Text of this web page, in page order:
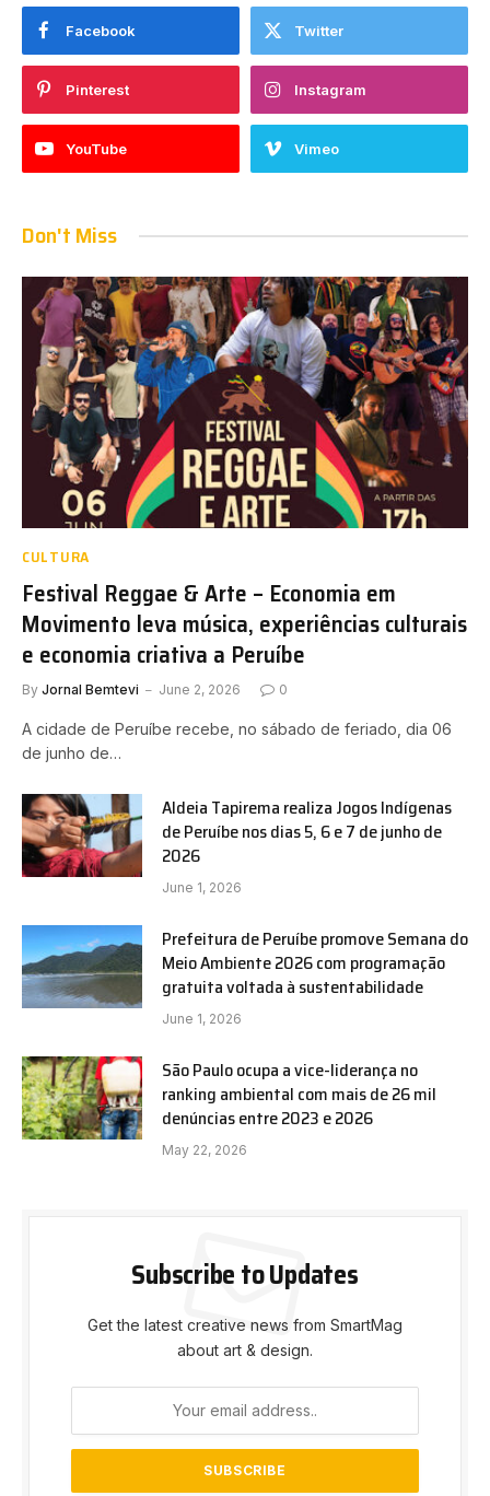
Facebook Twitter
Pinterest Instagram
YouTube Vimeo
Don't Miss
CULTURA
Festival Reggae & Arte – Economia em
Movimento leva música, experiências culturais
e economia criativa a Peruíbe
By Jornal Bemtevi June 2, 2026 0
A cidade de Peruíbe recebe, no sábado de feriado, dia 06
de junho de…
Aldeia Tapirema realiza Jogos Indígenas
de Peruíbe nos dias 5, 6 e 7 de junho de
2026
June 1, 2026
Prefeitura de Peruíbe promove Semana do
Meio Ambiente 2026 com programação
gratuita voltada à sustentabilidade
June 1, 2026
São Paulo ocupa a vice-liderança no
ranking ambiental com mais de 26 mil
denúncias entre 2023 e 2026
May 22, 2026
Subscribe to Updates
Get the latest creative news from SmartMag
about art & design.